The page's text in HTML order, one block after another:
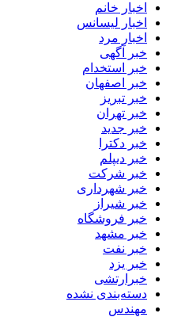
اخبار خانم
اخبار لیسانس
اخبار مرد
خبر آگهی
خبر استخدام
خبر اصفهان
خبر تبریز
خبر تهران
خبر جدید
خبر دکترا
خبر دیپلم
خبر شرکت
خبر شهرداری
خبر شیراز
خبر فروشگاه
خبر مشهد
خبر نفت
خبر یزد
خبرارتشی
دسته‌بندی نشده
مهندس